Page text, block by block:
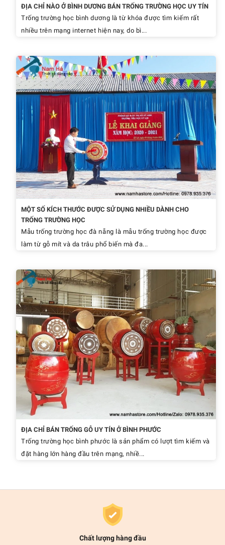
ĐỊA CHỈ NÀO Ở BÌNH DƯƠNG BÁN TRỐNG TRƯỜNG HỌC UY TÍN
Trống trường học bình dương là từ khóa được tìm kiếm rất
nhiều trên mạng internet hiện nay, do bì...
MỘT SỐ KÍCH THƯỚC ĐƯỢC SỬ DỤNG NHIỀU DÀNH CHO
TRỐNG TRƯỜNG HỌC
Mẫu trống trường học đà nẵng là mẫu trống trường học được
làm từ gỗ mít và da trâu phổ biến mà đa...
ĐỊA CHỈ BÁN TRỐNG GỖ UY TÍN Ở BÌNH PHƯỚC
Trống trường học bình phước là sản phẩm có lượt tìm kiếm và
đặt hàng lớn hàng đầu trên mạng, nhiề...
Chất lượng hàng đầu